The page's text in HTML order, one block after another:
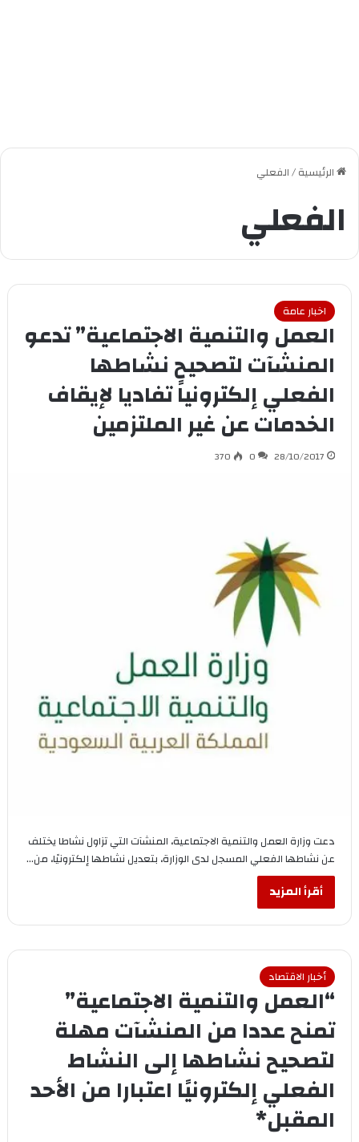
الرئيسية/الفعلي
الفعلي
اخبار عامة
العمل والتنمية الاجتماعية” تدعو
المنشآت لتصحيح نشاطها
الفعلي إلكترونياً تفاديا لإيقاف
الخدمات عن غير الملتزمين
28/10/2017
0
370
دعت وزارة العمل والتنمية الاجتماعية، المنشآت التي تزاول نشاطا يختلف
عن نشاطها الفعلي المسجل لدى الوزارة، بتعديل نشاطها إلكترونيًا، من…
أقرأ المزيد
أخبار الاقتصاد
“العمل والتنمية الاجتماعية”
تمنح عددا من المنشآت مهلة
لتصحيح نشاطها إلى النشاط
الفعلي إلكترونيًا اعتبارا من الأحد
المقبل*